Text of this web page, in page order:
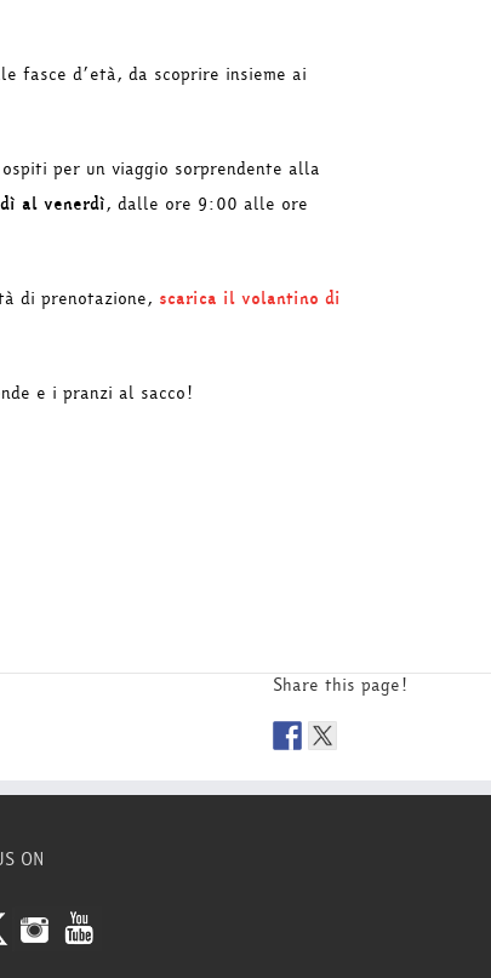
fasce d’età, da scoprire insieme ai
per un viaggio sorprendente alla
al venerdì, dalle ore 9:00 alle ore
di prenotazione, scarica il volantino di
e i pranzi al sacco!
Share this page!
ON